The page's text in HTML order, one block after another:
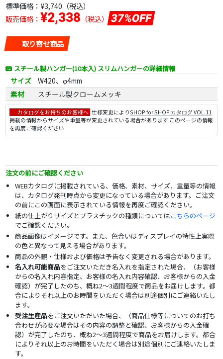
標準価格： ¥3,740 （税込）
販売価格： ¥2,338 （税込） 37%OFF
取り寄せ商品
スチール製ハンガー(10本入) スリムハンガーの詳細情報
サイズ
W420、φ4mm
素材
スチール製クロームメッキ
カタログをお持ちのお客様へ 仕様変更によりSHOP for SHOP カタログ VOL.11
掲載の情報からサイズや重量等が変更されている場合があります このページの情報
を再度ご確認ください
注文の前にご確認ください
WEBカタログに掲載されている、価格、素材、サイズ、重量等の情報
は、カタログ発刊時点から変更になっている場合があります。ご注文
の前にこの画面に表示されている情報を再度ご確認ください。
紙の仕上がりサイズとプラスチックの種類についてはこちらのページ
でご確認ください。
商品画像はイメージです。また、色合いはディスプレイの特性上実際
の色と異なって見える場合があります。
商品の外観・仕様および価格は予告なく変更される場合があります。
名入れ可能商品をご注文いただき名入れを指定された場合、（お客様
からの名入れ内容指定、お客様の名入れ内容確認、お客様からの入金
確認）が完了したのち、概ね2～3週間程度で商品をお届けします。都
合によりそれ以上のお時間をいただく場合は別途個別にご連絡いたし
ます。
受注生産品をご注文いただいた場合、（商品仕様等についてのお打ち
合わせが必要な場合はその内容の調整と確認、お客様からの入金確
認）が完了したのち、概ね2～3週間程度で商品をお届けします。都合
によりそれ以上のお時間をいただく場合は別途個別にご連絡いたしま
す。